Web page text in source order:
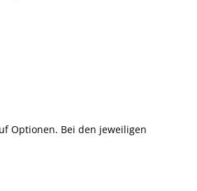
Optionen. Bei den jeweiligen